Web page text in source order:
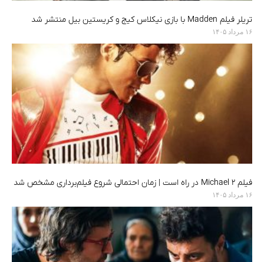
تریلر فیلم Madden با بازی نیکلاس کیج و کریستین بیل منتشر شد
۱۶ مرداد ۱۴۰۵
فیلم Michael 2 در راه است | زمان احتمالی شروع فیلم‌برداری مشخص شد
۱۶ مرداد ۱۴۰۵